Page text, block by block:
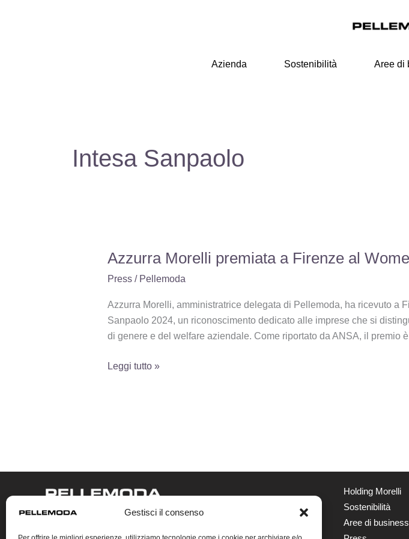
Gestisci il consenso
Azienda Sostenibilità Aree di
Intesa Sanpaolo
Azzurra Morelli premiata a Firenze al
Press/ Pellemoda
Azzurra Morelli, amministratrice delegata di Pellemoda, ha ricevuto a
Sanpaolo 2024, un riconoscimento dedicato alle imprese che si
di genere e del welfare aziendale. Come riportato da ANSA, il premio
Azzurra
a
Firenze
al
Value
Leggi tutto »
Gestione dei Cookie
Holding Morelli
Sostenibilità
Aree di business